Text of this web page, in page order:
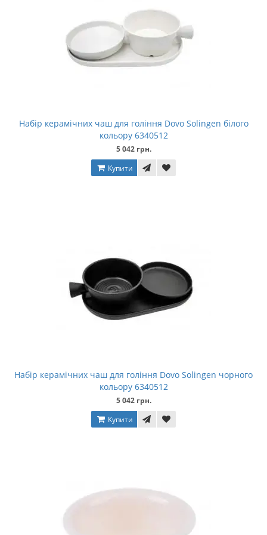
Набір керамічних чаш для гоління Dovo Solingen білого
кольору 6340512
5 042 грн.
Купити
Набір керамічних чаш для гоління Dovo Solingen чорного
кольору 6340512
5 042 грн.
Купити